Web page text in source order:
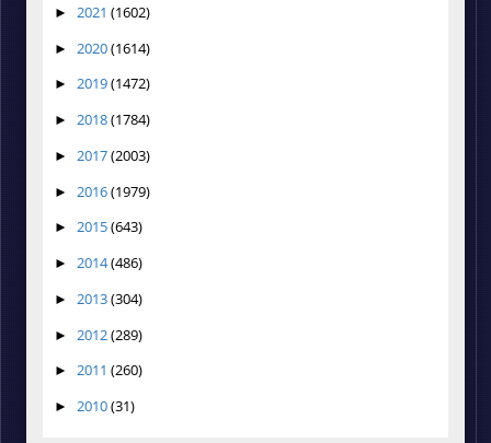
► 2021 (1602)
► 2020(1614)
► 2019(1472)
► 2018(1784)
► 2017(2003)
► 2016(1979)
► 2015(643)
► 2014(486)
► 2013(304)
► 2012(289)
► 2011 (260)
► 2010(31)